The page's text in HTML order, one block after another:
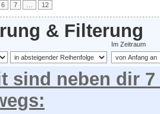
6 7 12
& Filterung
Im Zeitraum
sind neben dir